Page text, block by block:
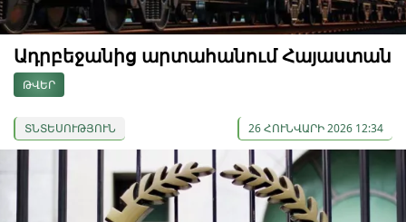
Ադրբեջանից արտահանում Հայաստան
ԹՎԵՐ
ՏՆՏԵՍՈՒԹՅՈՒՆ 26 ՀՈՒՆՎԱՐԻ 2026 12:34